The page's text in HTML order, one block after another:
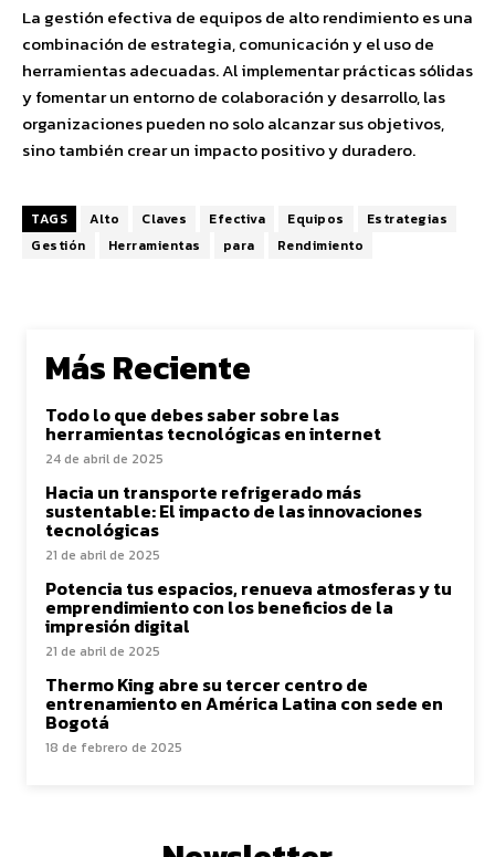
La gestión efectiva de equipos de alto rendimiento es una
combinación de estrategia, comunicación y el uso de
herramientas adecuadas. Al implementar prácticas sólidas
y fomentar un entorno de colaboración y desarrollo, las
organizaciones pueden no solo alcanzar sus objetivos,
sino también crear un impacto positivo y duradero.
TAGS Alto Claves Efectiva Equipos
Estrategias
Gestión
Herramientas para Rendimiento
Más Reciente
Todo lo que debes saber sobre las
herramientas tecnológicas en internet
24 de abril de 2025
Hacia un transporte refrigerado más
sustentable: El impacto de las innovaciones
tecnológicas
21 de abril de 2025
Potencia tus espacios, renueva atmosferas y tu
emprendimiento con los beneficios de la
impresión digital
21 de abril de 2025
Thermo King abre su tercer centro de
entrenamiento en América Latina con sede en
Bogotá
18 de febrero de 2025